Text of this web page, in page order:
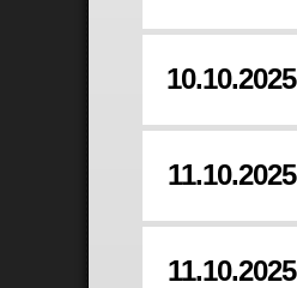
10.10.2025
11.10.2025
11.10.2025